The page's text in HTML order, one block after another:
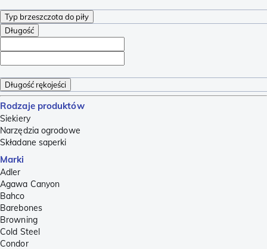
Typ brzeszczota do piły
Długość
Długość rękojeści
Rodzaje produktów
Siekiery
Narzędzia ogrodowe
Składane saperki
Marki
Adler
Agawa Canyon
Bahco
Barebones
Browning
Cold Steel
Condor